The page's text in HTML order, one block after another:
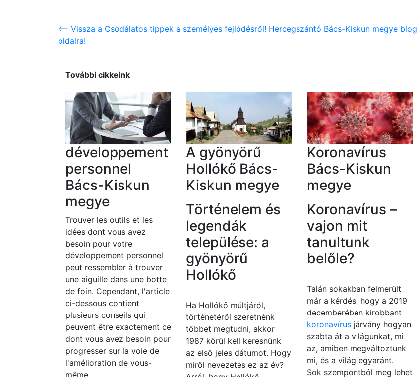
<-- Vissza a Csodálatos tippek a személyes fejlődésről! Hercegszántó Bács-Kiskun megye blog
oldalra!
További cikkeink
développement
personnel
Bács-Kiskun
megye
Trouver les outils et les
idées dont vous avez
besoin pour votre
développement personnel
peut ressembler à trouver
une aiguille dans une botte
de foin. Cependant, l'article
ci-dessous contient
plusieurs conseils qui
peuvent être exactement ce
dont vous avez besoin pour
progresser sur la voie de
l'amélioration de vous-
même.
A gyönyörű
Hollókő Bács-
Kiskun megye
Történelem és
legendák
települése: a
gyönyörű
Hollókő
Ha Hollókő múltjáról,
történetéről szeretnénk
többet megtudni, akkor
1987 körül kell keresnünk
az első jeles dátumot. Hogy
miről nevezetes ez az év?
Koronavírus
Bács-Kiskun
megye
Koronavírus –
vajon mit
tanultunk
belőle?
Talán sokakban felmerült
már a kérdés, hogy a 2019
decemberében kirobbant
koronavírusjárvány hogyan
szabta át a világunkat, mi
az, amiben megváltoztunk
mi, és a világ egyaránt.
Sok szempontból meg lehet